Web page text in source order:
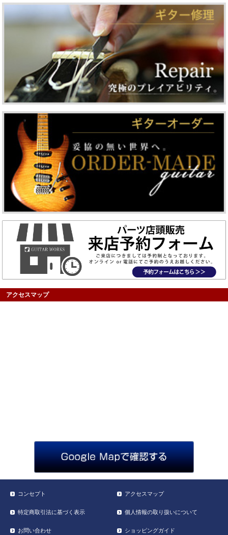
アクセスマップ
コンセプト アクセスマップ
特定商取引法に基づく表示 個人情報の取り扱いについて
お問い合わせ ショッピングガイド